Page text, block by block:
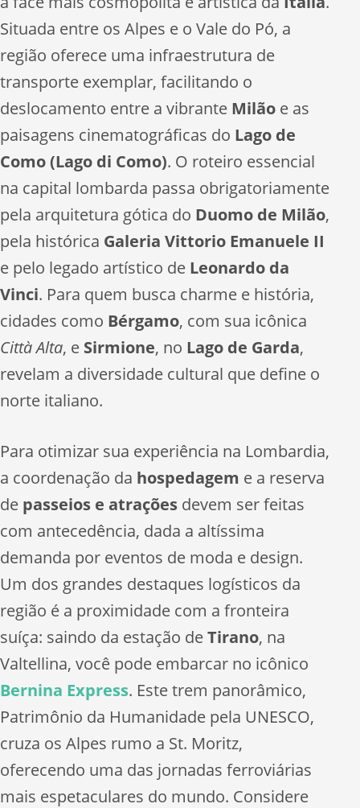
Situada entre os Alpes e o Vale do Pó, a
região oferece uma infraestrutura de
transporte exemplar, facilitando o
deslocamento entre a vibrante Milão e as
paisagens cinematográficas do Lago de
Como (Lago di Como). O roteiro essencial
na capital lombarda passa obrigatoriamente
pela arquitetura gótica do Duomo de Milão,
pela histórica Galeria Vittorio Emanuele II
e pelo legado artístico de Leonardo da
Vinci. Para quem busca charme e história,
cidades como Bérgamo, com sua icônica
Città Alta, e Sirmione, no Lago de Garda,
revelam a diversidade cultural que define o
norte italiano.
Para otimizar sua experiência na Lombardia,
a coordenação da hospedagem e a reserva
de passeios e atrações devem ser feitas
com antecedência, dada a altíssima
demanda por eventos de moda e design.
Um dos grandes destaques logísticos da
região é a proximidade com a fronteira
suíça: saindo da estação deTirano, na
Valtellina, você pode embarcar no icônico
Bernina Express. Este trem panorâmico,
Patrimônio da Humanidade pela UNESCO,
cruza os Alpes rumo a St. Moritz,
oferecendo uma das jornadas ferroviárias
mais espetaculares do mundo. Considere